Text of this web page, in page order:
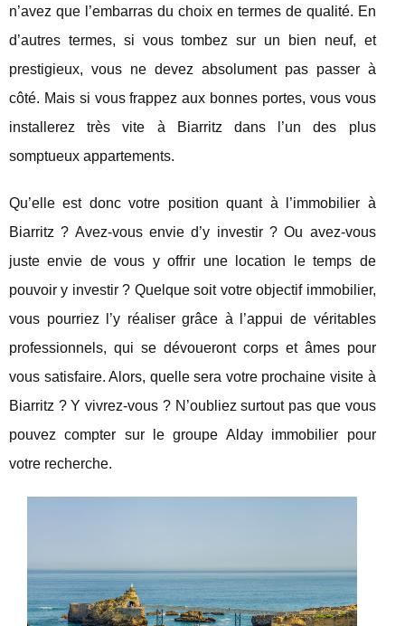
n’avez que l’embarras du choix en termes de qualité. En
d’autres termes, si vous tombez sur un bien neuf, et
prestigieux, vous ne devez absolument pas passer à
côté. Mais si vous frappez aux bonnes portes, vous vous
installerez très vite à Biarritz dans l’un des plus
somptueux appartements.
Qu’elle est donc votre position quant à l’immobilier à
Biarritz ? Avez-vous envie d’y investir ? Ou avez-vous
juste envie de vous y offrir une location le temps de
pouvoir y investir ? Quelque soit votre objectif immobilier,
vous pourriez l’y réaliser grâce à l’appui de véritables
professionnels, qui se dévoueront corps et âmes pour
vous satisfaire. Alors, quelle sera votre prochaine visite à
Biarritz ? Y vivrez-vous ? N’oubliez surtout pas que vous
pouvez compter sur le groupe Alday immobilier pour
votre recherche.